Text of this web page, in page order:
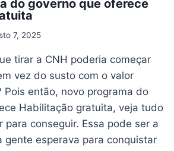
do governo que oferece
7, 2025
tirar a CNH poderia começar
vez do susto com o valor
Pois então, novo programa do
Habilitação gratuita, veja tudo
para conseguir. Essa pode ser a
gente esperava para conquistar